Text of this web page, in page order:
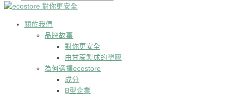
關於我們
品牌故事
對你更安全
由甘蔗製成的塑膠
為何選擇ecostore
成分
B型企業